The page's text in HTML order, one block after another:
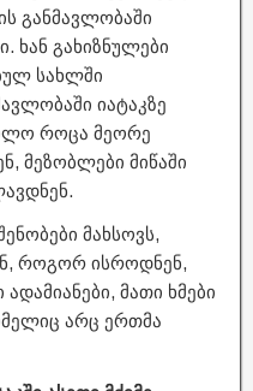
განმავლობაში
ხან გახიზნულები
სახლში
იატაკზე
როცა მეორე
მეზობლები მიწაში
მახსოვს,
როგორ ისროდნენ,
მათი ხმები
არც ერთმა